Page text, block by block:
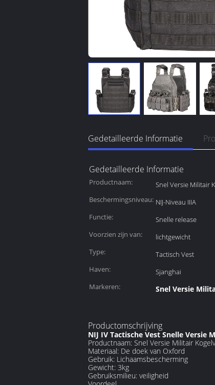
Gedetailleerde Informatie
Gedetailleerde Informatie
Productnaam: Snel Versie Militair
Beschermingsniveau: NIJ-Niveau IIIA
Functie:
Snelle release
Voorzien zijn van:
lichtgewicht
Type:
Tactisch Vest
Haven:
Sjanghai
Markeren:
Snel Versie
Productomschrijving
NIJ IV Tactische Vest Snelle
Productnaam: Snel Versie Militair
Materiaal: De doek van Oxford
Gebruik: Lichaamsbescherming
Gewicht: 3kg
Gebruiksmilieu: veiligheid